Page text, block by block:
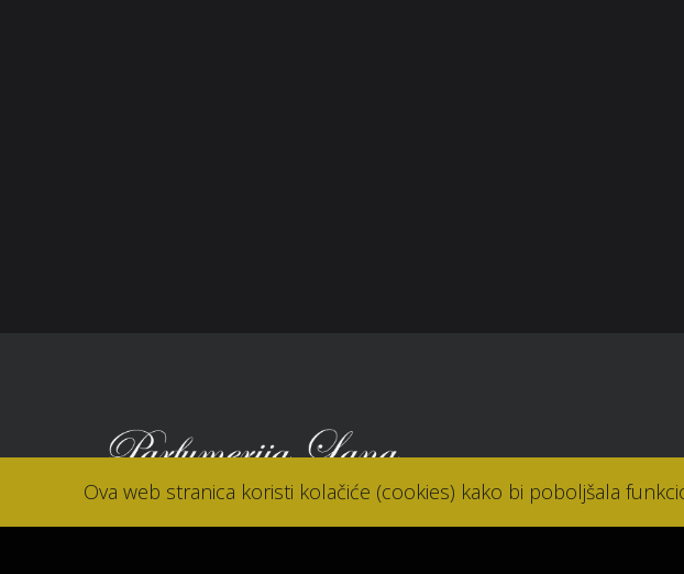
Ova web stranica koristi kolačiće (cookies) kako bi poboljšala